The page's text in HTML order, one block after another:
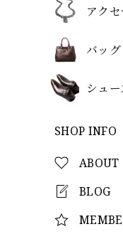
アク
バッグ
シュー
SHOP INFO
ABOUT
BLOG